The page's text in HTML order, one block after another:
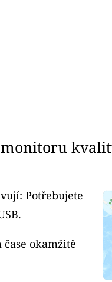
Potřebujete
okamžitě